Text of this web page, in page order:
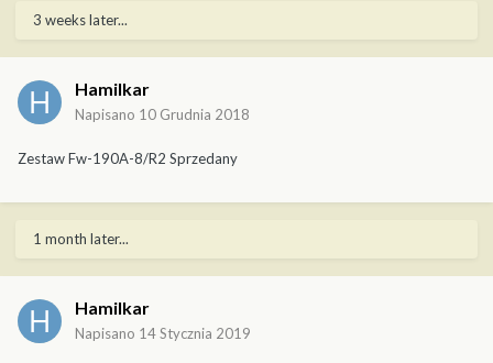
3 weeks later...
Hamilkar
Napisano 10 Grudnia 2018
Zestaw Fw-190A-8/R2 Sprzedany
1 month later...
Hamilkar
Napisano 14 Stycznia 2019